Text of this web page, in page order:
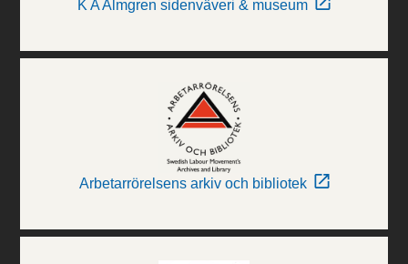
K A Almgren sidenväveri & museum
Arbetarrörelsens arkiv och bibliotek